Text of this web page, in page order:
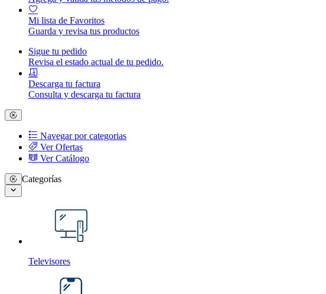
Mi lista de Favoritos
Guarda y revisa tus productos
Sigue tu pedido
Revisa el estado actual de tu pedido.
Descarga tu factura
Consulta y descarga tu factura
Navegar por categorias
Ver Ofertas
Ver Catálogo
Categorías
Televisores